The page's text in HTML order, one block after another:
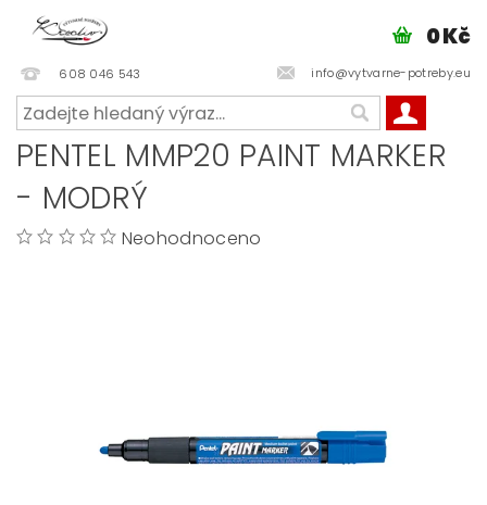
608 046 543 info@vytvarne-potreby.eu
0 Kč
PENTEL MMP20 PAINT MARKER
- MODRÝ
Neohodnoceno